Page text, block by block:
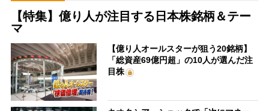
【特集】億り人が注目する日本株銘柄＆テー
マ
【億り人オールスターが狙う20銘柄】
「総資産69億円超」の10人が選んだ注
目株